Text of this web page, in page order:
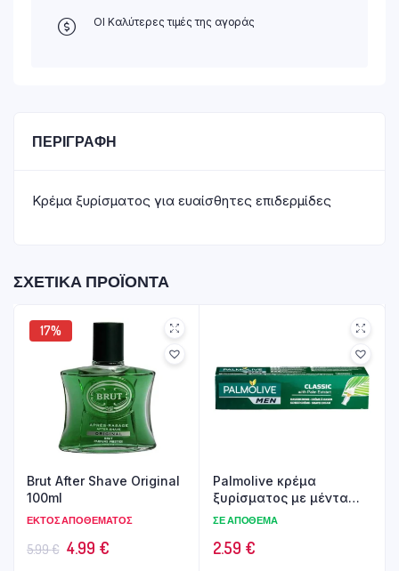
ΟΙ Καλύτερες τιμές της αγοράς
ΠΕΡΙΓΡΑΦΉ
Κρέμα ξυρίσματος για ευαίσθητες επιδερμίδες
ΣΧΕΤΙΚΆ ΠΡΟΪΌΝΤΑ
17%
Brut After Shave Original
100ml
ΕΚΤΌΣ ΑΠΟΘΈΜΑΤΟΣ
5.99€ Original
4.99 €Η
Palmolive κρέμα
ξυρίσματος με μέντα
100ml
ΣΕ ΑΠΌΘΕΜΑ
2.59 €